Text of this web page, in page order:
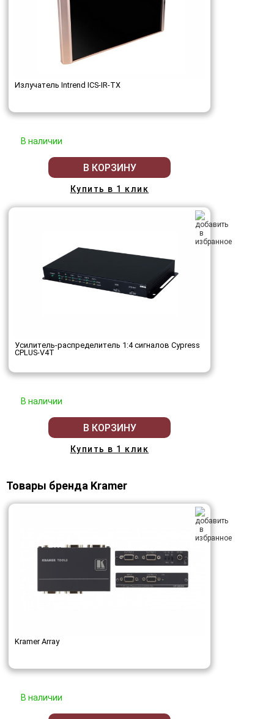
Излучатель Intrend ICS-IR-TX
В наличии
В КОРЗИНУ
Купить в 1 клик
Усилитель-распределитель 1:4 сигналов Cypress
CPLUS-V4T
В наличии
В КОРЗИНУ
Купить в 1 клик
Товары бренда Kramer
Kramer Array
В наличии